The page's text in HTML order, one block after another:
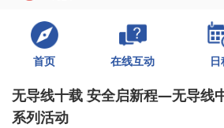
首页 在线互动
无导线十载 安全启新程—无导线
系列活动